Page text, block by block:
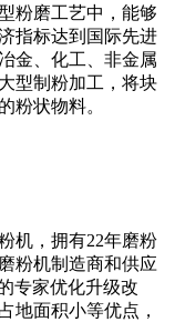
粉磨工艺中，能够
指标达到国际先进
金、化工、非金属
型制粉加工，将块
粉状物料。
机，拥有22年磨粉
粉机制造商和供应
专家优化升级改
地面积小等优点，